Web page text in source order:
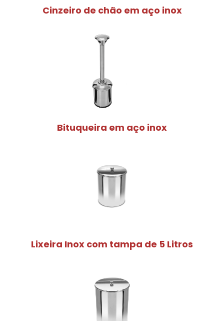
Cinzeiro de chão em aço inox
Bituqueira em aço inox
Lixeira Inox com tampa de 5 Litros